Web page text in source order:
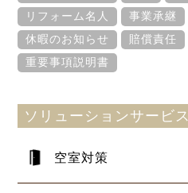
リフォーム名人
事業承継
休暇のお知らせ
賠償責任
重要事項説明書
ソリューションサービス
空室対策